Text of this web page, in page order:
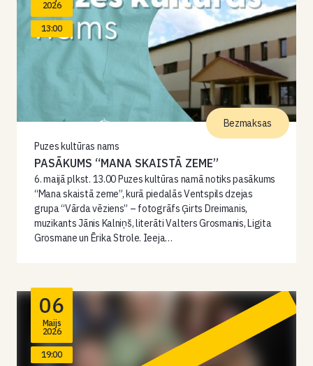
2026
13:00
Puzes kultūras nams
PASĀKUMS “MANA SKAISTĀ ZEME”
6. maijā plkst. 13.00 Puzes kultūras namā notiks pasākums
“Mana skaistā zeme”, kurā piedalās Ventspils dzejas
grupa “Vārda vēziens” – fotogrāfs Ģirts Dreimanis,
muzikants Jānis Kalniņš, literāti Valters Grosmanis, Ligita
Grosmane un Ērika Strole. Ieeja…
Bezmaksas
06
Maijs
2026
19:00